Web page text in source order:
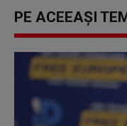
PE ACEEAȘI